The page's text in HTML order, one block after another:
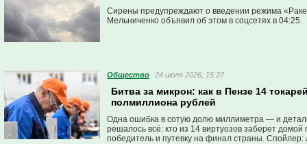
Сирены предупреждают о введении режима
Мельниченко объявил об этом в соцсетях в 04:25.
Общество 24 июля 2026, 15:27
Битва за микрон: как в Пензе 14
полмиллиона рублей
Одна ошибка в сотую долю миллиметра — и
решалось всё: кто из 14 виртуозов заберет
победитель и путевку на финал страны. Спойлер: